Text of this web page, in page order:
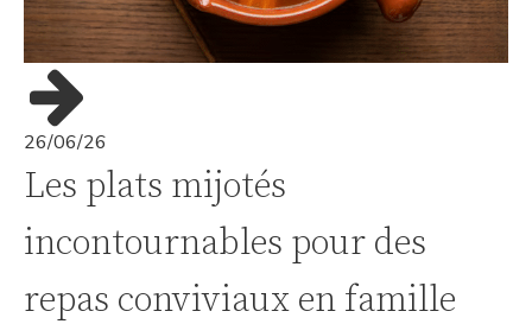
26/06/26
Les plats mijotés
incontournables pour des
repas conviviaux en famille